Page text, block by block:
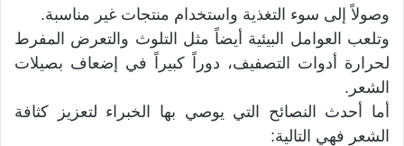
وصولاً إلى سوء التغذية واستخدام منتجات غير مناسبة.
وتلعب العوامل البيئية أيضاً مثل التلوث والتعرض المفرط
لحرارة أدوات التصفيف، دوراً كبيراً في إضعاف بصيلات
الشعر.
أما أحدث النصائح التي يوصي بها الخبراء لتعزيز كثافة
الشعر فهي التالية: